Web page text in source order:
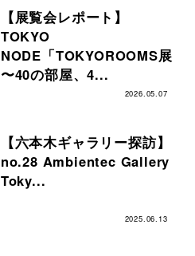
【展覧会レポート】
TOKYO
NODE「TOKYOROOMS展
〜40の部屋、4...
2026.05.07
【六本木ギャラリー探訪】
no.28 Ambientec Gallery
Toky...
2025.06.13